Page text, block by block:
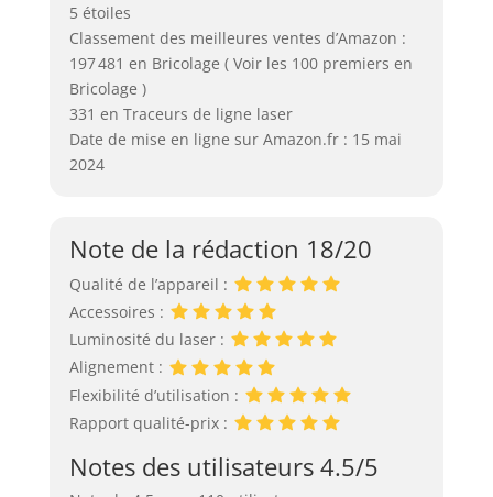
5 étoiles
Classement des meilleures ventes d’Amazon :
197 481 en Bricolage ( Voir les 100 premiers en
Bricolage )
331 en Traceurs de ligne laser
Date de mise en ligne sur Amazon.fr : 15 mai
2024
Note de la rédaction 18/20
Qualité de l’appareil :
Accessoires :
Luminosité du laser :
Alignement :
Flexibilité d’utilisation :
Rapport qualité-prix :
Notes des utilisateurs 4.5/5